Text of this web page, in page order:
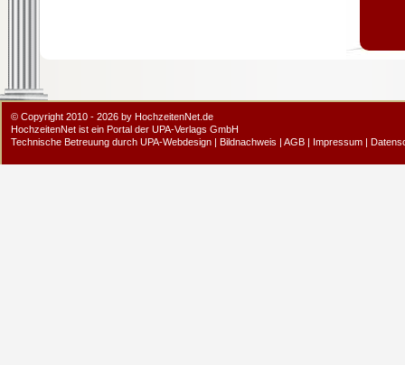
© Copyright 2010 - 2026 by HochzeitenNet.de
HochzeitenNet ist ein Portal der UPA-Verlags GmbH
Technische Betreuung durch UPA-Webdesign | Bildnachweis | AGB | Impressum |